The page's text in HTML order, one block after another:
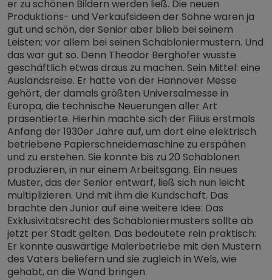
er zu schönen Bildern werden ließ. Die neuen
Produktions- und Verkaufsideen der Söhne waren ja
gut und schön, der Senior aber blieb bei seinem
Leisten; vor allem bei seinen Schabloniermustern. Und
das war gut so. Denn Theodor Berghofer wusste
geschäftlich etwas draus zu machen. Sein Mittel: eine
Auslandsreise. Er hatte von der Hannover Messe
gehört, der damals größten Universalmesse in
Europa, die technische Neuerungen aller Art
präsentierte. Hierhin machte sich der Filius erstmals
Anfang der 1930er Jahre auf, um dort eine elektrisch
betriebene Papierschneidemaschine zu erspähen
und zu erstehen. Sie konnte bis zu 20 Schablonen
produzieren, in nur einem Arbeitsgang. Ein neues
Muster, das der Senior entwarf, ließ sich nun leicht
multiplizieren. Und mit ihm die Kundschaft. Das
brachte den Junior auf eine weitere Idee: Das
Exklusivitätsrecht des Schabloniermusters sollte ab
jetzt per Stadt gelten. Das bedeutete rein praktisch:
Er konnte auswärtige Malerbetriebe mit den Mustern
des Vaters beliefern und sie zugleich in Wels, wie
gehabt, an die Wand bringen.